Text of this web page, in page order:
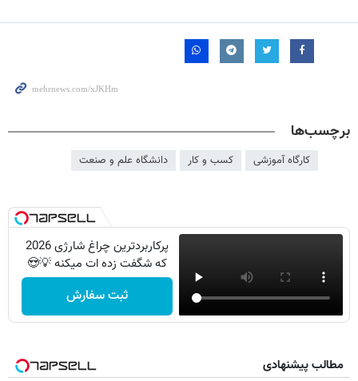
برچسب‌ها
کارگاه آموزشی کسب و کار دانشگاه علم و صنعت
پرکاربردترین چراغ شارژی 2026
که شگفت زده ات میکنه 💡😍
ثبت سفارش
مطالب پیشنهادی